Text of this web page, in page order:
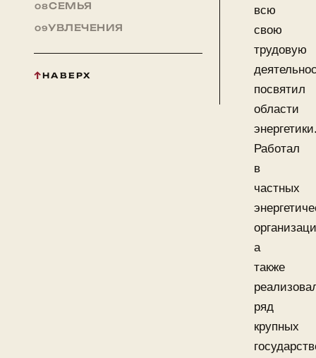
СЕМЬЯ
УВЛЕЧЕНИЯ
НАВЕРХ
всю
свою
трудовую
посвятил
области
Работал
в
частных
а
также
ряд
крупных